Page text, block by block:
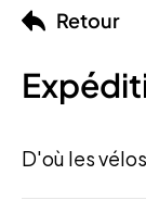
Retour
D'où les